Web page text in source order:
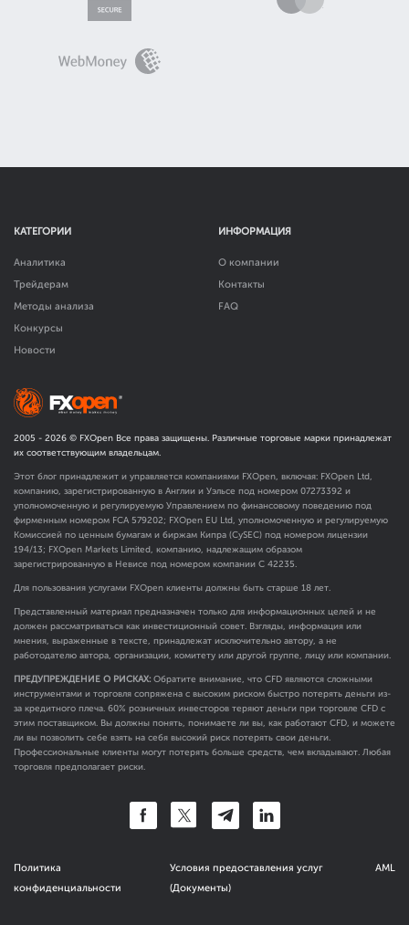
КАТЕГОРИИ
Аналитика
Трейдерам
Методы анализа
Конкурсы
Новости
ИНФОРМАЦИЯ
О компании
Контакты
FAQ
2005 - 2026 © FXOpen Все права защищены. Различные торговые марки принадлежат
их соответствующим владельцам.
Этот блог принадлежит и управляется компаниями FXOpen, включая: FXOpen Ltd,
компанию, зарегистрированную в Англии и Уэльсе под номером 07273392 и
уполномоченную и регулируемую Управлением по финансовому поведению под
фирменным номером FCA 579202; FXOpen EU Ltd, уполномоченную и регулируемую
Комиссией по ценным бумагам и биржам Кипра (CySEC) под номером лицензии
194/13; FXOpen Markets Limited, компанию, надлежащим образом
зарегистрированную в Невисе под номером компании C 42235.
Для пользования услугами FXOpen клиенты должны быть старше 18 лет.
Представленный материал предназначен только для информационных целей и не
должен рассматриваться как инвестиционный совет. Взгляды, информация или
мнения, выраженные в тексте, принадлежат исключительно автору, а не
работодателю автора, организации, комитету или другой группе, лицу или компании.
ПРЕДУПРЕЖДЕНИЕ О РИСКАХ: Обратите внимание, что CFD являются сложными
инструментами и торговля сопряжена с высоким риском быстро потерять деньги из-
за кредитного плеча. 60% розничных инвесторов теряют деньги при торговле CFD с
этим поставщиком. Вы должны понять, понимаете ли вы, как работают CFD, и можете
ли вы позволить себе взять на себя высокий риск потерять свои деньги.
Профессиональные клиенты могут потерять больше средств, чем вкладывают. Любая
торговля предполагает риски.
Политика
конфиденциальности
Условия предоставления услуг
(Документы)
AML